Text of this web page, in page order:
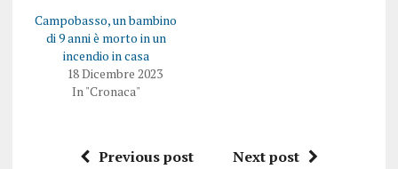
Campobasso, un bambino
di 9 anni è morto in un
incendio in casa
18 Dicembre 2023
In "Cronaca"
Previous post Next post